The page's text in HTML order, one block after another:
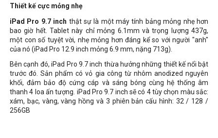
Thiết kế cực mỏng nhẹ
iPad Pro 9.7 inch thật sự là một máy tính bảng mỏng nhẹ hơn
bao giờ hết. Tablet này chỉ mỏng 6.1mm và trọng lượng 437g,
một con số tuyệt vời, nhẹ mỏng hơn đáng kể so với người "anh"
của nó (iPad Pro 12.9 inch mỏng 6.9 mm, nặng 713g).
Bên cạnh đó, iPad Pro 9.7 inch thừa hưởng những thiết kế nổi bật
trước đó. Sản phẩm có vỏ gia công từ nhôm anodized nguyên
khối, đảm bảo độ cứng cáp và sáng bóng cùng hệ thống âm
thanh 4 loa ấn tượng. iPad Pro 9.7 inch sẽ có 4 tùy chọn màu sắc:
xám, bạc, vàng, vàng hồng và 3 phiên bản cấu hình: 32 / 128 /
256GB